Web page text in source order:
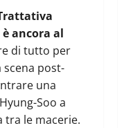
ancora al
di tutto per
post-
una
Soo a
tra le macerie.